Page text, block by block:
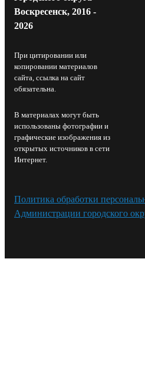
Воскресенск, 2016 -
2026
При цитировании или
копировании материалов
сайта, ссылка на сайт
обязательна.
В материалах могут быть
использованы фотографии и
графические изображения из
открытых источников в сети
Интернет.
Политика обработки
Администрации городского